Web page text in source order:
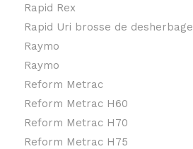
Rapid Rex
Rapid Uri brosse de desherbage
Raymo
Raymo
Reform Metrac
Reform Metrac H60
Reform Metrac H70
Reform Metrac H75